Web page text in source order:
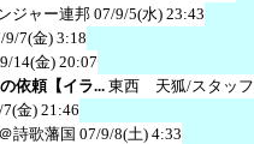
ジャー連邦 07/9/5(水) 23:43
9/7(金) 3:18
14(金) 20:07
依頼【イラ... 東西 天狐/スタッフ
金) 21:46
詩歌藩国 07/9/8(土) 4:33